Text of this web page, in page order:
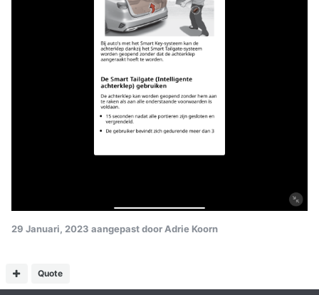
29 Januari, 2023 aangepast door Adrie Koorn
Quote